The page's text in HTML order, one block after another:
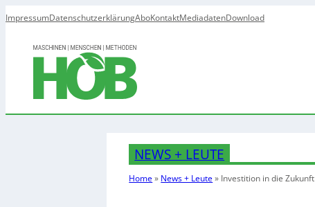
ImpressumDatenschutzerklärungAboKontaktMediadatenDownload
NEWS + LEUTE
Home» News + Leute» Investition in die Zukunft